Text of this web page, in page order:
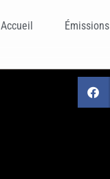
Accueil Émissions